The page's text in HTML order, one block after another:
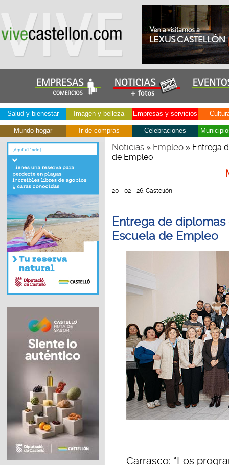
Salud y bienestar Imagen y belleza Empresas y servicios
Mundo hogar Ir de compras Celebraciones
Noticias» Empleo» Entrega
de Empleo
20 - 02 - 26, Castellón
Entrega de
Escuela de Empleo
Carrasco: “Los